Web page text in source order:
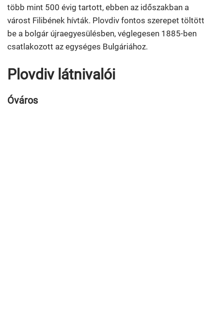
több mint 500 évig tartott, ebben az időszakban a
várost Filibének hívták. Plovdiv fontos szerepet töltött
be a bolgár újraegyesülésben, véglegesen 1885-ben
csatlakozott az egységes Bulgáriához.
Plovdiv látnivalói
Óváros